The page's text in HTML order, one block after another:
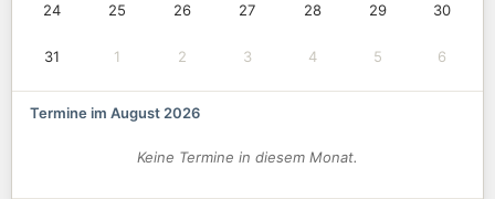
24 25 26 27 28 29 30
31 1 2 3 4 5 6
Termine im August 2026
Keine Termine in diesem Monat.